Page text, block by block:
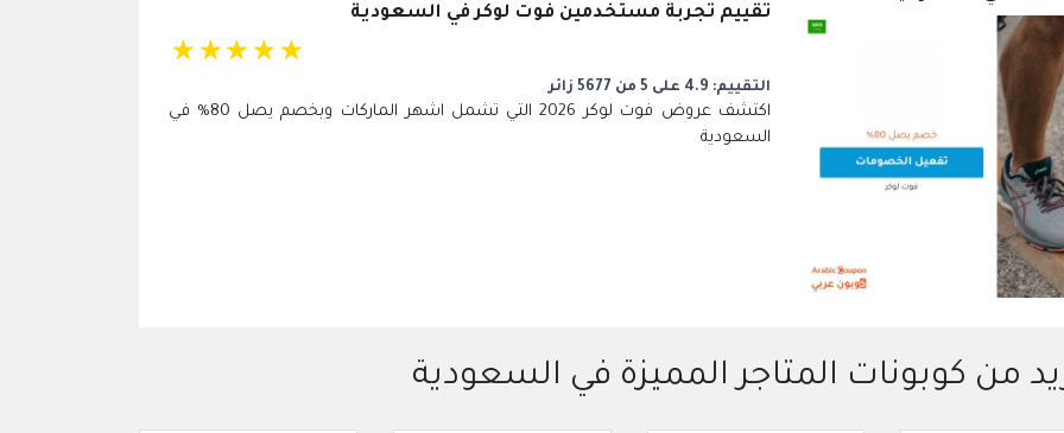
تقييم تجربة مستخدمين فوت لوكر في السعودية
☆ ☆☆ ☆ ☆
التقييم: 4.9 على 5 من 5677 زائر
اكتشف عروض فوت لوكر 2026 التي تشمل اشهر الماركات وبخصم يصل 80% في
السعودية
من كوبونات المتاجر المميزة في السعودية